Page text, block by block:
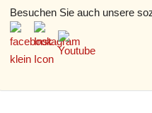
Besuchen Sie auch unsere